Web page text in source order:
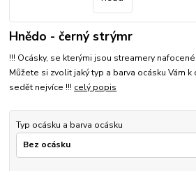
Hnědo - černý strýmr
!!! Ocásky, se kterými jsou streamery
Můžete si zvolit jaký typ a barva ocásku Vám
sedět nejvíce !!! celý popis
Typ ocásku a barva ocásku